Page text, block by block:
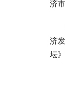
济
济
坛